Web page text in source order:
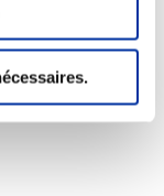
et durable